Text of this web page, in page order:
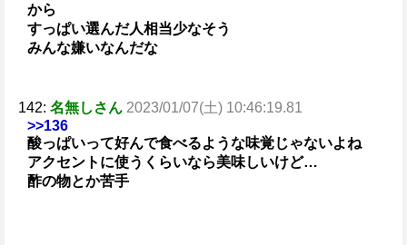
から
すっぱい選んだ人相当少なそう
みんな嫌いなんだな
142: 名無しさん 2023/01/07(土) 10:46:19.81
>>136
酸っぱいって好んで食べるような味覚じゃないよね
アクセントに使うくらいなら美味しいけど…
酢の物とか苦手